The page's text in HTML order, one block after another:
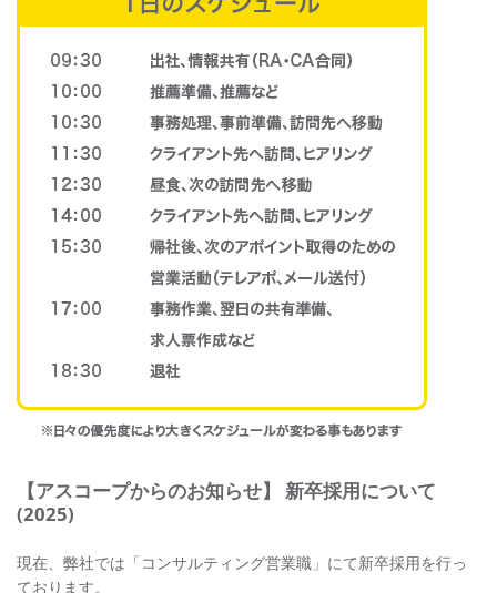
【アスコープからのお知らせ】 新卒採用について
(2025)
現在、弊社では「コンサルティング営業職」にて新卒採用を行っ
ております。